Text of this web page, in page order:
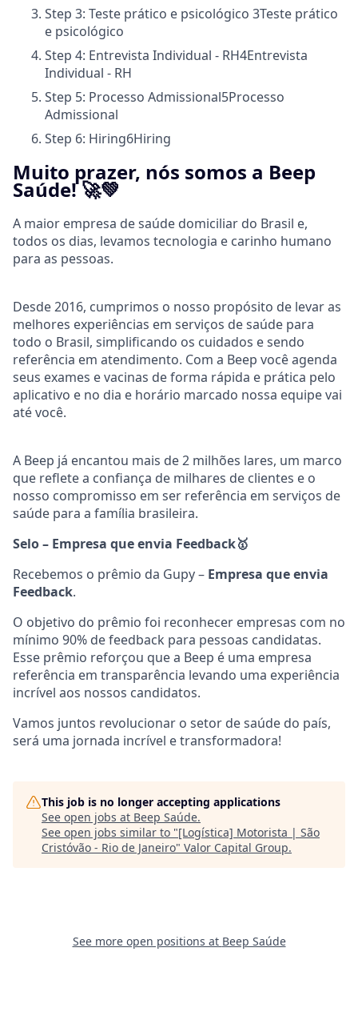
Step 3: Teste prático e psicológico 3Teste prático
e psicológico
Step 4: Entrevista Individual - RH4Entrevista
Individual - RH
Step 5: Processo Admissional5Processo
Admissional
Step 6: Hiring6Hiring
Muito prazer, nós somos a Beep
Saúde! 🚀💚
A maior empresa de saúde domiciliar do Brasil e,
todos os dias, levamos tecnologia e carinho humano
para as pessoas.
Desde 2016, cumprimos o nosso propósito de levar as
melhores experiências em serviços de saúde para
todo o Brasil, simplificando os cuidados e sendo
referência em atendimento. Com a Beep você agenda
seus exames e vacinas de forma rápida e prática pelo
aplicativo e no dia e horário marcado nossa equipe vai
até você.
A Beep já encantou mais de 2 milhões lares, um marco
que reflete a confiança de milhares de clientes e o
nosso compromisso em ser referência em serviços de
saúde para a família brasileira.
Selo – Empresa que envia Feedback🥇
Recebemos o prêmio da Gupy – Empresa que envia
Feedback.
O objetivo do prêmio foi reconhecer empresas com no
mínimo 90% de feedback para pessoas candidatas.
Esse prêmio reforçou que a Beep é uma empresa
referência em transparência levando uma experiência
incrível aos nossos candidatos.
Vamos juntos revolucionar o setor de saúde do país,
será uma jornada incrível e transformadora!
This job is no longer accepting applications
See open jobs at Beep Saúde.
See open jobs similar to "[Logística] Motorista | São
Cristóvão - Rio de Janeiro" Valor Capital Group.
See more open positions at Beep Saúde